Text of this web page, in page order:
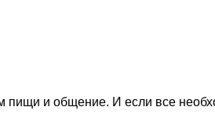
пищи и общение. И если все